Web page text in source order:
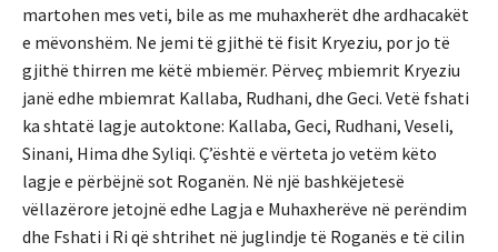
martohen mes veti, bile as me muhaxherët dhe ardhacakët
e mëvonshëm. Ne jemi të gjithë të fisit Kryeziu, por jo të
gjithë thirren me këtë mbiemër. Përveç mbiemrit Kryeziu
janë edhe mbiemrat Kallaba, Rudhani, dhe Geci. Vetë fshati
ka shtatë lagje autoktone: Kallaba, Geci, Rudhani, Veseli,
Sinani, Hima dhe Syliqi. Ç’është e vërteta jo vetëm këto
lagje e përbëjnë sot Roganën. Në një bashkëjetesë
vëllazërore jetojnë edhe Lagja e Muhaxherëve në perëndim
dhe Fshati i Ri që shtrihet në juglindje të Roganës e të cilin